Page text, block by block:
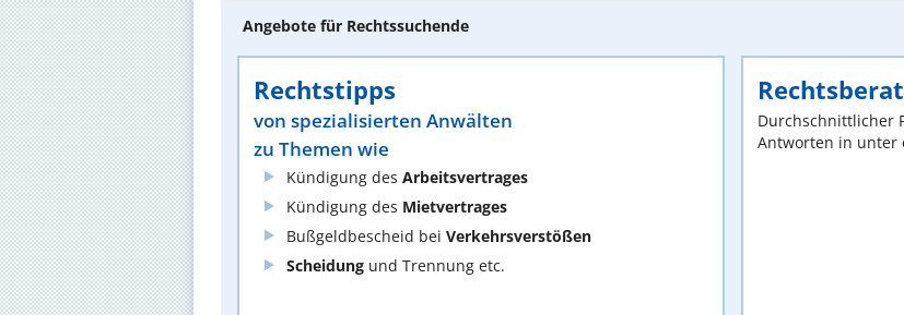
Angebote für Rechtssuchende
Rechtstipps
von spezialisierten Anwälten
zu Themen wie
Kündigung des Arbeitsvertrages
Kündigung des Mietvertrages
Bußgeldbescheid bei Verkehrsverstößen
Scheidung und Trennung etc.
Durchschnittlicher
Antworten in unter